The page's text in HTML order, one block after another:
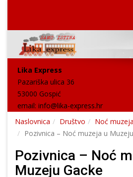
Lika Express
Pazariška ulica 36
53000 Gospić
email: info@lika-express.hr
Naslovnica
Društvo
Noć
Pozivnica – Noć muzeja u
Pozivnica – Noć
Muzeju Gacke